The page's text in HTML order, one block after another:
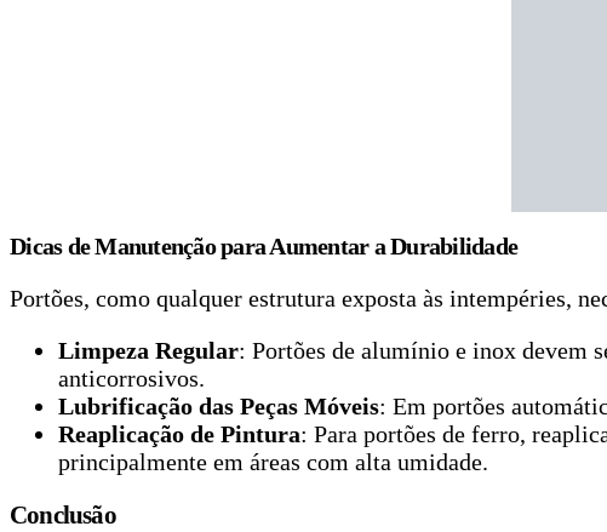
Dicas de Manutenção para Aumentar a Durabilidade
Portões, como qualquer estrutura exposta às intempéries,
Limpeza Regular: Portões de alumínio e inox devem
anticorrosivos.
Lubrificação das Peças Móveis: Em portões
Reaplicação de Pintura: Para portões de ferro,
principalmente em áreas com alta umidade.
Conclusão